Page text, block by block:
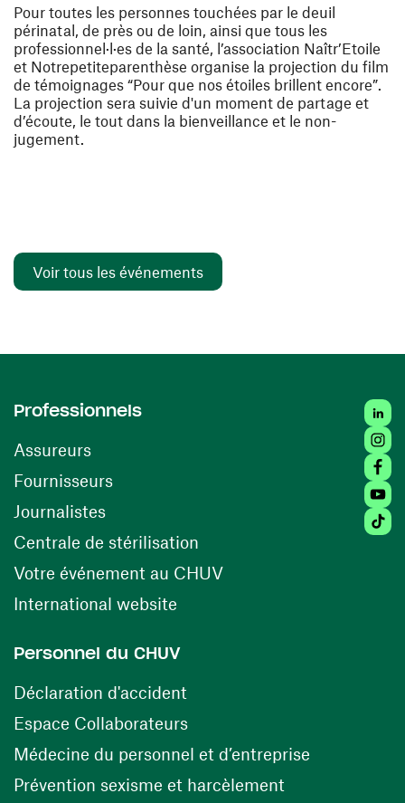
Pour toutes les personnes touchées par le deuil
périnatal, de près ou de loin, ainsi que tous les
professionnel·l·es de la santé, l’association Naîtr’Etoile
et Notrepetiteparenthèse organise la projection du film
de témoignages “Pour que nos étoiles brillent encore”.
La projection sera suivie d'un moment de partage et
d’écoute, le tout dans la bienveillance et le non-
jugement.
Voir tous les événements
Professionnels
Assureurs
Fournisseurs(ouvre une nouvelle fenêtre)
Journalistes
Centrale de stérilisation (ouvre une nouvelle
Votre événement au CHUV(ouvre une nouvelle
International website
Personnel du CHUV
Déclaration d'accident
Espace Collaborateurs(ouvre une nouvelle fenêtre)
Médecine du personnel et d’entreprise
Prévention sexisme et harcèlement